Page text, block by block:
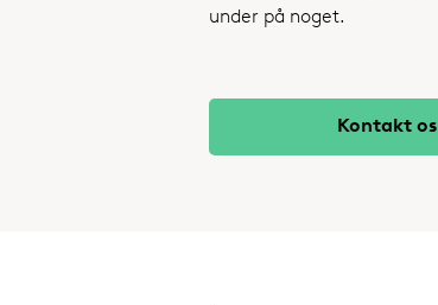
under på noget.
Kontakt os